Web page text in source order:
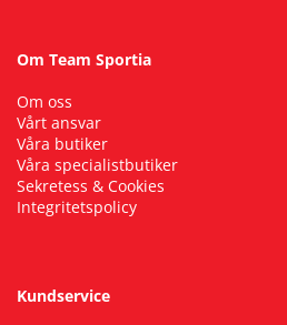
Om Team Sportia
Om oss
Vårt ansvar
Våra butiker
Våra specialistbutiker
Sekretess & Cookies
Integritetspolicy
Kundservice